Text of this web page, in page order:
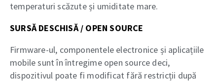
temperaturi scăzute și umiditate mare.
SURSĂ DESCHISĂ / OPEN SOURCE
Firmware-ul, componentele electronice și aplicațiile
mobile sunt în întregime open source deci,
dispozitivul poate fi modificat fără restricții după